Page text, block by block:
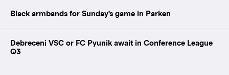
Black armbands for Sunday's game in Parken
Debreceni VSC or FC Pyunik await in Conference League
Q3